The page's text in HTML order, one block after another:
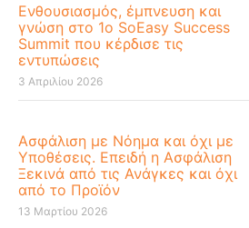
Ενθουσιασμός, έμπνευση και
γνώση στο 1ο SoEasy Success
Summit που κέρδισε τις
εντυπώσεις
3 Απριλίου 2026
Ασφάλιση με Νόημα και όχι με
Υποθέσεις. Επειδή η Ασφάλιση
Ξεκινά από τις Ανάγκες και όχι
από το Προϊόν
13 Μαρτίου 2026